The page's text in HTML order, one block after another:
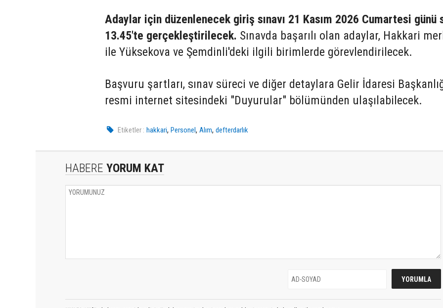
Adaylar için düzenlenecek giriş sınavı 21 Kasım 2026 Cumartesi günü
13.45'te gerçekleştirilecek. Sınavda başarılı olan adaylar, Hakkari
ile Yüksekova ve Şemdinli'deki ilgili birimlerde görevlendirilecek.
Başvuru şartları, sınav süreci ve diğer detaylara Gelir İdaresi
resmi internet sitesindeki "Duyurular" bölümünden ulaşılabilecek.
Etiketler : hakkari,Personel,Alım,defterdarlık
HABERE YORUM KAT